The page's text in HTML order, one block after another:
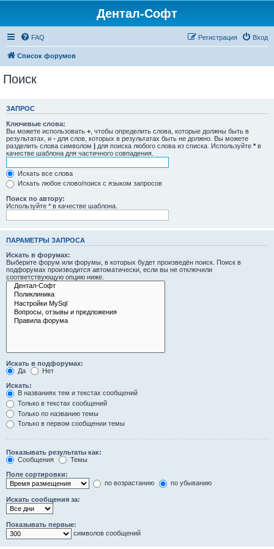
Дентал-Софт
FAQ Вход
Регистрация
Список форумов
Поиск
ЗАПРОС
Ключевые слова:
Вы можете использовать + , чтобы определить слова, которые должны быть в
результатах, и - для слов, которых в результатах быть не должно. Вы можете
разделить слова символом | для поиска любого слова из списка. Используйте * в
качестве шаблона для частичного совпадения.
Искать все слова
Искать любое слово/поиск с языком запросов
Поиск по автору:
Используйте * в качестве шаблона.
ПАРАМЕТРЫ ЗАПРОСА
Искать в форумах:
Выберите форум или форумы, в которых будет произведён поиск. Поиск в
подфорумах производится автоматически, если вы не отключили
соответствующую опцию ниже.
Искать в подфорумах:
Да
Нет
Искать:
В названиях тем и текстах сообщений
Только в текстах сообщений
Только по названию темы
Только в первом сообщении темы
Показывать результаты как:
Сообщения
Темы
Поле сортировки:
по возрастанию
по убыванию
Искать сообщения за:
Показывать первые:
символов сообщений